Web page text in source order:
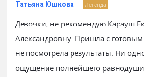
Татьяна Юшкова Легенда
Девочки, не рекомендую Карауш
Александровну! Пришла с
не посмотрела результаты. Ни
ощущение полнейшего